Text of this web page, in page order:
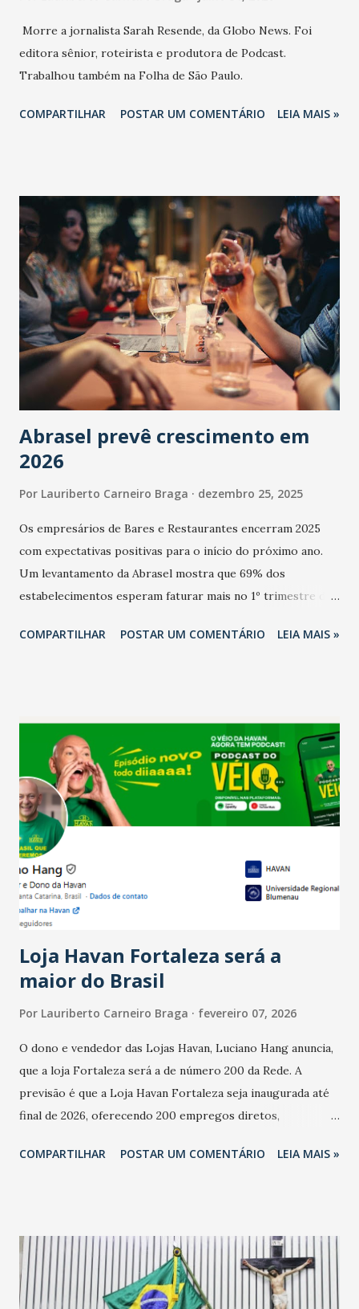
Morre a jornalista Sarah Resende, da Globo News. Foi
editora sênior, roteirista e produtora de Podcast.
Trabalhou também na Folha de São Paulo.
COMPARTILHAR POSTAR UM COMENTÁRIO LEIA MAIS »
Abrasel prevê crescimento em
2026
Por Lauriberto Carneiro Braga dezembro 25, 2025
Os empresários de Bares e Restaurantes encerram 2025
com expectativas positivas para o início do próximo ano.
Um levantamento da Abrasel mostra que 69% dos
estabelecimentos esperam faturar mais no 1º trimestre de
relação ao último trimestre deste ano, 56% também
confraternizações de fim de ano e pelo pagamento do 13º
Salário para um número maior de trabalhadores, já que o
país tem a menor taxa de desemprego dos anos recentes.
Ainda segundo a Pesquisa, em novembro de 2025, 40% dos
bares e restaurantes operaram com lucro e outros 40%
registraram equilíbrio financeiro. Já o percentual de
estabelecimentos no prejuízo ficou em 19%, pouco abaixo
do observado no mês anterior. Outros 1% não existiam em
novembro. Em relação a outubro, o faturamento também
COMPARTILHAR POSTAR UM COMENTÁRIO LEIA MAIS »
Loja Havan Fortaleza será a
maior do Brasil
Por Lauriberto Carneiro Braga fevereiro 07, 2026
O dono e vendedor das Lojas Havan, Luciano Hang anuncia,
que a loja Fortaleza será a de número 200 da Rede. A
previsão é que a Loja Havan Fortaleza seja inaugurada até
final de 2026, oferecendo 200 empregos diretos,
Havan Fortaleza ainda não foi anunciada oficialmente, mas
COMPARTILHAR POSTAR UM COMENTÁRIO LEIA MAIS »